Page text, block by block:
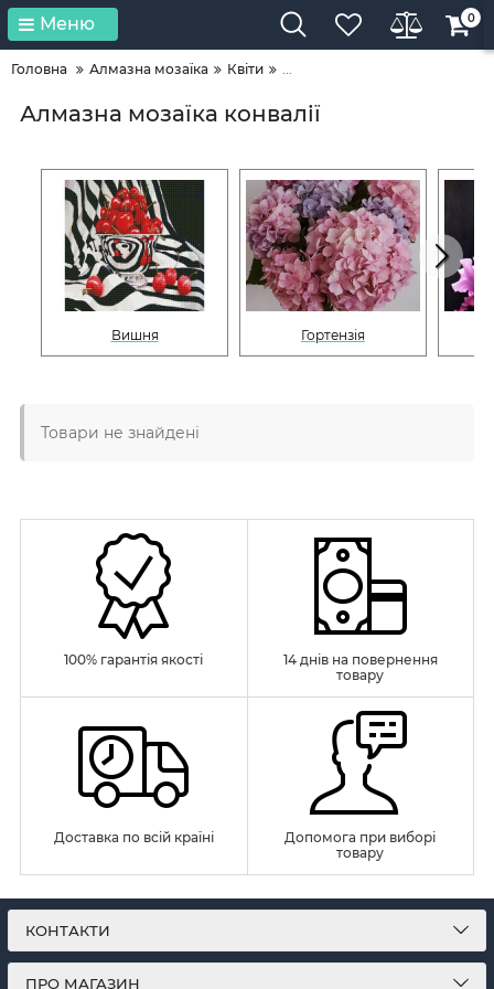
Меню 0
Головна Алмазна мозаїка Квіти ...
Алмазна мозаїка конвалії
Вишня Гортензія
Товари не знайдені
100% гарантія якості
14 днів на повернення
товару
Доставка по всій країні
Допомога при виборі
товару
КОНТАКТИ
ПРО МАГАЗИН